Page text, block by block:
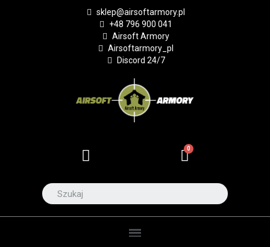
sklep@airsoftarmory.pl
+48 796 900 041
Airsoft Armory
Airsoftarmory_pl
Discord 24/7